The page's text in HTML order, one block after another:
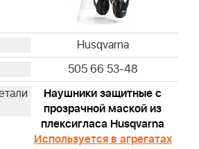
Husqvarna
505 66 53-48
Hаушники защитные с
прозрачной маской из
плексигласа Husqvarna
Используется в агрегатах